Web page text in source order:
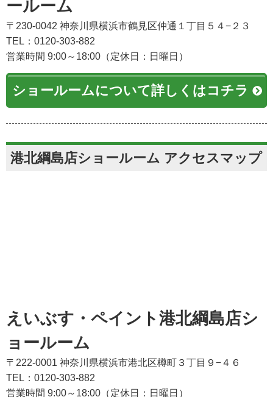
ールーム
〒230-0042 神奈川県横浜市鶴見区仲通１丁目５４−２３
TEL：0120-303-882
営業時間 9:00～18:00（定休日：日曜日）
ショールームについて詳しくはコチラ
港北綱島店ショールーム アクセスマップ
えいぶす・ペイント港北綱島店シ
ョールーム
〒222-0001 神奈川県横浜市港北区樽町３丁目９−４６
TEL：0120-303-882
営業時間 9:00～18:00（定休日：日曜日）